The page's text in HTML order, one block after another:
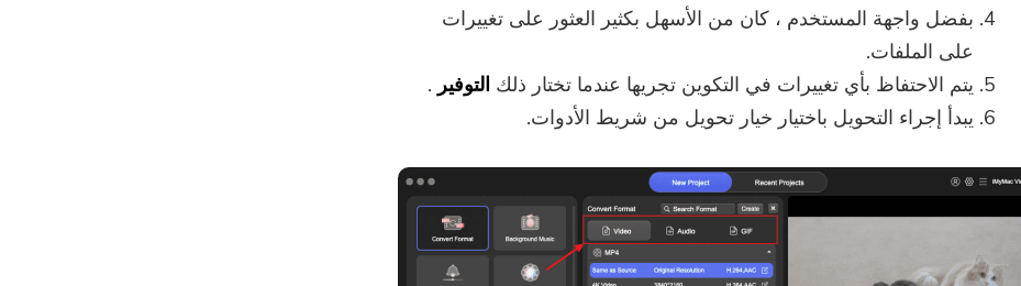
بفضل واجهة المستخدم ، كان من الأسهل بكثير العثور على تغييرات
على الملفات.
يتم الاحتفاظ بأي تغييرات في التكوين تجريها عندما تختار ذلك التوفير .
يبدأ إجراء التحويل باختيار خيار تحويل من شريط الأدوات.
أنت على وشك الإنتهاء.
اشترك في أفضل عروضنا وأخبارنا
حول تطبيقات iMyMac.